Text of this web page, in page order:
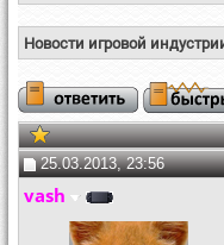
Новости игровой
25.03.2013, 23:56
vash